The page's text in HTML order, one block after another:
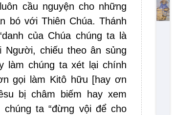
cầu nguyện cho những
bó với Thiên Chúa. Thánh
của Chúa chúng ta là
chiếu theo ân sủng
làm chúng ta xét lại chính
gọi làm Kitô hữu [hay ơn
bị châm biếm hay xem
ta “đừng vội để cho